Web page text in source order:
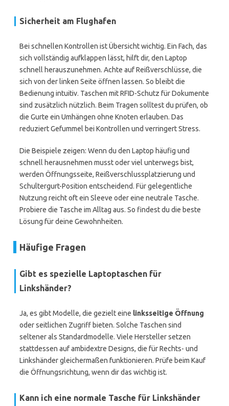
Sicherheit am Flughafen
Bei schnellen Kontrollen ist Übersicht wichtig. Ein Fach, das
sich vollständig aufklappen lässt, hilft dir, den Laptop
schnell herauszunehmen. Achte auf Reißverschlüsse, die
sich von der linken Seite öffnen lassen. So bleibt die
Bedienung intuitiv. Taschen mit RFID-Schutz für Dokumente
sind zusätzlich nützlich. Beim Tragen solltest du prüfen, ob
die Gurte ein Umhängen ohne Knoten erlauben. Das
reduziert Gefummel bei Kontrollen und verringert Stress.
Die Beispiele zeigen: Wenn du den Laptop häufig und
schnell herausnehmen musst oder viel unterwegs bist,
werden Öffnungsseite, Reißverschlussplatzierung und
Schultergurt-Position entscheidend. Für gelegentliche
Nutzung reicht oft ein Sleeve oder eine neutrale Tasche.
Probiere die Tasche im Alltag aus. So findest du die beste
Lösung für deine Gewohnheiten.
Häufige Fragen
Gibt es spezielle Laptoptaschen für
Linkshänder?
Ja, es gibt Modelle, die gezielt eine linksseitige Öffnung
oder seitlichen Zugriff bieten. Solche Taschen sind
seltener als Standardmodelle. Viele Hersteller setzen
stattdessen auf ambidextre Designs, die für Rechts- und
Linkshänder gleichermaßen funktionieren. Prüfe beim Kauf
die Öffnungsrichtung, wenn dir das wichtig ist.
Kann ich eine normale Tasche für Linkshänder